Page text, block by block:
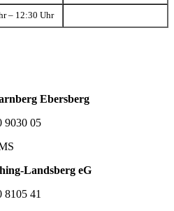
– 12:30 Uhr
Ebersberg
9030 05
Landsberg eG
41